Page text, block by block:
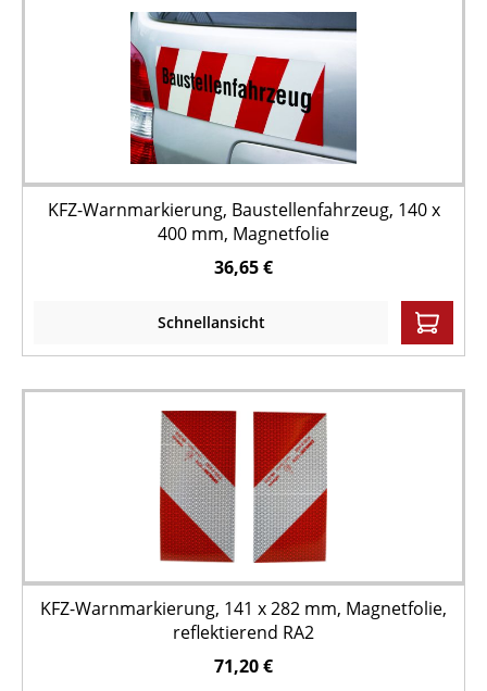
KFZ-Warnmarkierung, Baustellenfahrzeug, 140 x
400 mm, Magnetfolie
36,65 €
Schnellansicht
KFZ-Warnmarkierung, 141 x 282 mm, Magnetfolie,
reflektierend RA2
71,20 €